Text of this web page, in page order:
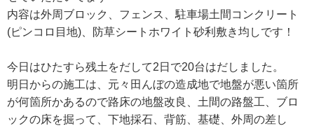
内容は外周ブロック、フェンス、駐車場土間コンクリート
(ピンコロ目地)、防草シートホワイト砂利敷き均しです！
今日はひたすら残土をだして2日で20台はだしました。
明日からの施工は、元々田んぼの造成地で地盤が悪い箇所
が何箇所かあるので路床の地盤改良、土間の路盤工、ブロ
ックの床を掘って、下地採石、背筋、基礎、外周の差し